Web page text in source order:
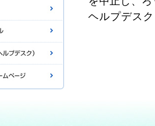
ヘルプデス